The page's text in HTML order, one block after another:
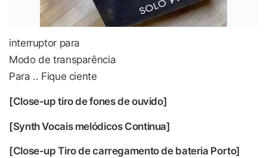
interruptor para
Modo de transparência
Para .. Fique ciente
[Close-up tiro de fones de ouvido]
[Synth Vocais melódicos Continua]
[Close-up Tiro de carregamento de bateria Porto]